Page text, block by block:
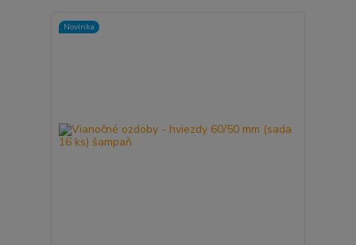
Novinka